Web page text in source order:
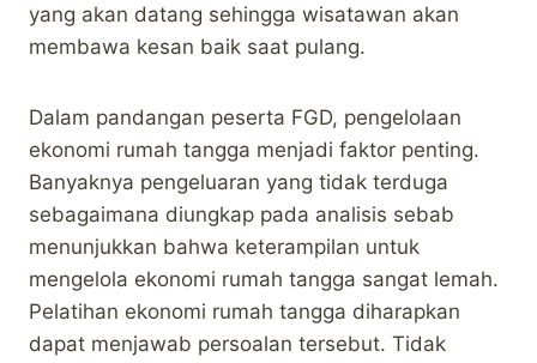
yang akan datang sehingga wisatawan akan
membawa kesan baik saat pulang.
Dalam pandangan peserta FGD, pengelolaan
ekonomi rumah tangga menjadi faktor penting.
Banyaknya pengeluaran yang tidak terduga
sebagaimana diungkap pada analisis sebab
menunjukkan bahwa keterampilan untuk
mengelola ekonomi rumah tangga sangat lemah.
Pelatihan ekonomi rumah tangga diharapkan
dapat menjawab persoalan tersebut. Tidak